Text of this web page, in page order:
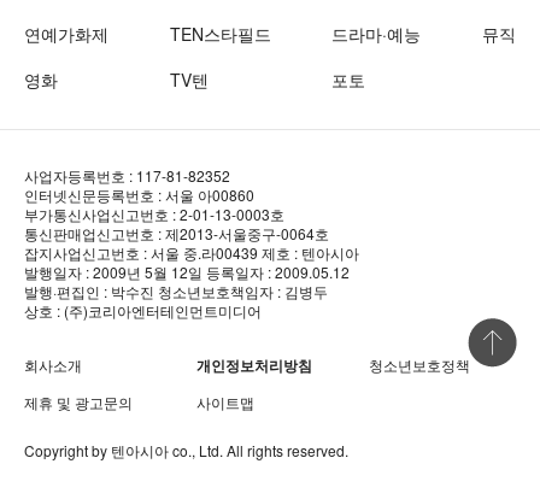
연예가화제 TEN스타필드 드라마·예능
뮤직
영화
TV텐 포토
사업자등록번호 : 117-81-82352
인터넷신문등록번호 : 서울 아00860
부가통신사업신고번호 : 2-01-13-0003호
통신판매업신고번호 : 제2013-서울중구-0064호
잡지사업신고번호 : 서울 중.라00439 제호 : 텐아시아
발행일자 : 2009년 5월 12일 등록일자 : 2009.05.12
발행·편집인 : 박수진 청소년보호책임자 : 김병두
상호 : (주)코리아엔터테인먼트미디어
회사소개 개인정보처리방침
청소년보호정책
제휴 및 광고문의
사이트맵
Copyright by 텐아시아co., Ltd. All rights reserved.
상단 바로